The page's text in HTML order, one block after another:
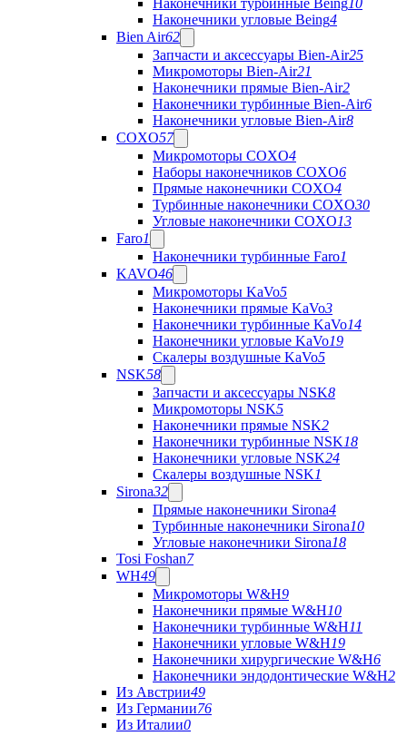
Наконечники турбинные Being10
Наконечники угловые Being4
Bien Air62
Запчасти и аксессуары Bien-Air25
Микромоторы Bien-Air21
Наконечники прямые Bien-Air2
Наконечники турбинные Bien-Air6
Наконечники угловые Bien-Air8
COXO57
Микромоторы COXO4
Наборы наконечников COXO6
Прямые наконечники COXO4
Турбинные наконечники COXO30
Угловые наконечники COXO13
Faro1
Наконечники турбинные Faro1
KAVO46
Микромоторы KaVo5
Наконечники прямые KaVo3
Наконечники турбинные KaVo14
Наконечники угловые KaVo19
Скалеры воздушные KaVo5
NSK58
Запчасти и аксессуары NSK8
Микромоторы NSK5
Наконечники прямые NSK2
Наконечники турбинные NSK18
Наконечники угловые NSK24
Скалеры воздушные NSK1
Sirona32
Прямые наконечники Sirona4
Турбинные наконечники Sirona10
Угловые наконечники Sirona18
Tosi Foshan7
WH49
Микромоторы W&H9
Наконечники прямые W&H10
Наконечники турбинные W&H11
Наконечники угловые W&H19
Наконечники хирургические W&H6
Наконечники эндодонтические W&H2
Из Австрии49
Из Германии76
Из Италии0